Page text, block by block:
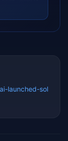
launched-sol